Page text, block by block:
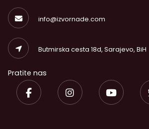
info@izvornade.com
Butmirska cesta 18d, Sarajevo, BiH
Pratite nas